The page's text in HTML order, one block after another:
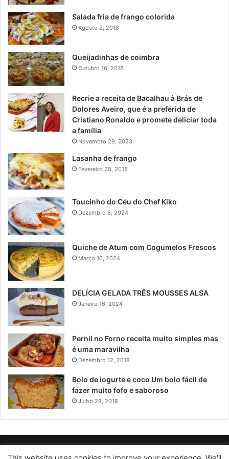
Salada fria de frango colorida
Agosto 2, 2018
Queijadinhas de coimbra
Outubro 16, 2018
Recrie a receita de Bacalhau à Brás de
Dolores Aveiro, que é a preferida de
Cristiano Ronaldo e promete deliciar toda
a família
Novembro 29, 2023
Lasanha de frango
Fevereiro 28, 2018
Toucinho do Céu do Chef Kiko
Dezembro 6, 2024
Quiche de Atum com Cogumelos Frescos
Março 10, 2024
DELÍCIA GELADA TRÊS MOUSSES ALSA
Janeiro 16, 2024
Pernil no Forno receita muito simples mas
é uma maravilha
Dezembro 12, 2018
Bolo de iogurte e coco Um bolo fácil de
fazer muito fofo e saboroso
Julho 28, 2018
POLÍTICA DE PRIVACIDADE SOBRE NÓS POLÍTICA DE COOKIES